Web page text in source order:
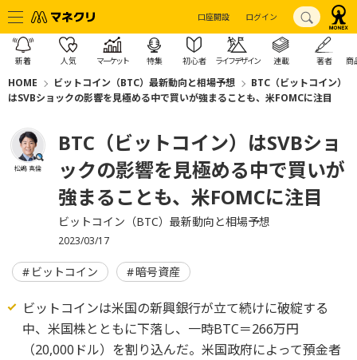
口座開設 ログイン
新着 人気 マーケット 特集 初心者 ライフデザイン 連載 著者 商
HOME ビットコイン（BTC）最新動向と相場予想
BTC（ビットコイン）
はSVBショックの影響を見極める中で買いが強まることも、米FOMCに注目
松嶋 真倫
BTC（ビットコイン）はSVBショ
ックの影響を見極める中で買いが
強まることも、米FOMCに注目
ビットコイン（BTC）最新動向と相場予想
2023/03/17
ビットコイン 暗号資産
ビットコインは米国の新興銀行が立て続けに破綻する
中、米国株とともに下落し、一時BTC＝266万円
（20,000ドル）を割り込んだ。米国政府によって預金者